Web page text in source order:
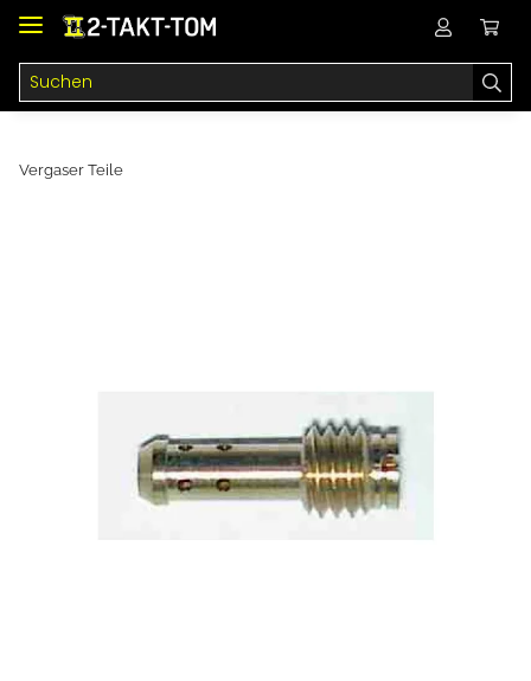
Vergaser Teile